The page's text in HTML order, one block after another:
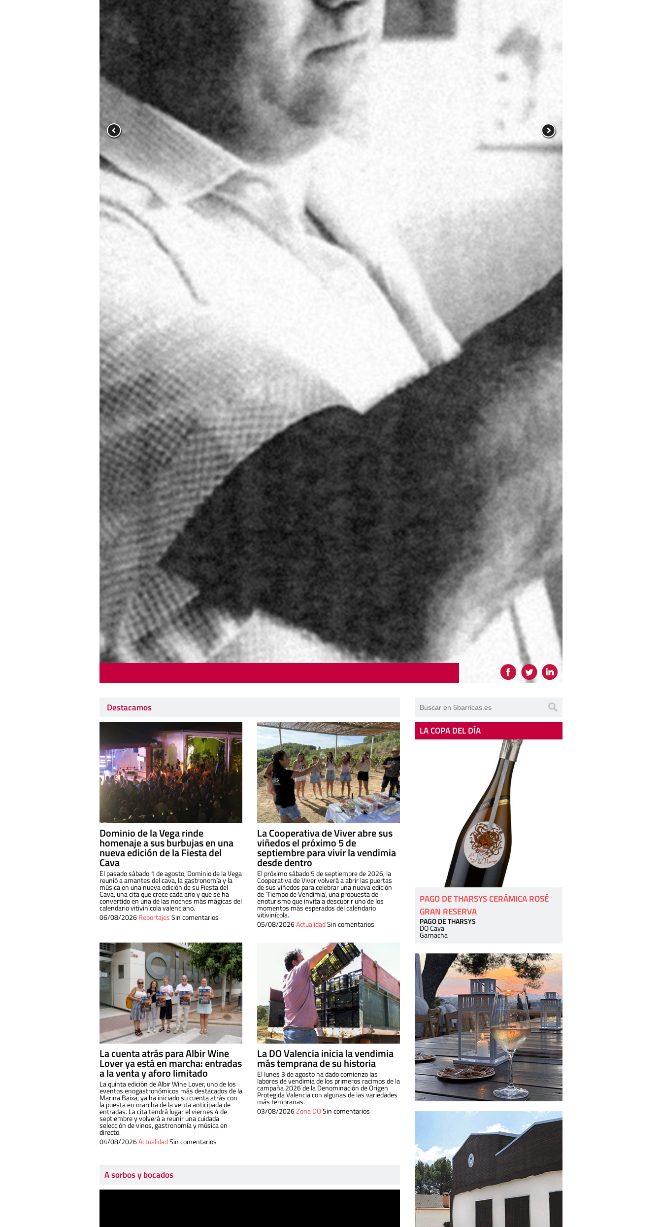
Destacamos
Dominio de la Vega rinde
homenaje a sus burbujas en una
nueva edición de la Fiesta del
Cava
El pasado sábado 1 de agosto, Dominio de la Vega
reunió a amantes del cava, la gastronomía y la
música en una nueva edición de su Fiesta del
Cava, una cita que crece cada año y que se ha
convertido en una de las noches más mágicas del
calendario vitivinícola valenciano.
06/08/2026ReportajesSin comentarios
La Cooperativa de Viver abre sus
viñedos el próximo 5 de
septiembre para vivir la vendimia
desde dentro
El próximo sábado 5 de septiembre de 2026, la
Cooperativa de Viver volverá a abrir las puertas
de sus viñedos para celebrar una nueva edición
de ‘Tiempo de Vendimia’, una propuesta de
enoturismo que invita a descubrir uno de los
momentos más esperados del calendario
vitivinícola.
05/08/2026ActualidadSin comentarios
La cuenta atrás para Albir Wine
Lover ya está en marcha: entradas
a la venta y aforo limitado
La quinta edición de Albir Wine Lover, uno de los
eventos enogastronómicos más destacados de la
Marina Baixa, ya ha iniciado su cuenta atrás con
la puesta en marcha de la venta anticipada de
entradas. La cita tendrá lugar el viernes 4 de
septiembre y volverá a reunir una cuidada
selección de vinos, gastronomía y música en
directo.
04/08/2026ActualidadSin comentarios
La DO Valencia inicia la vendimia
más temprana de su historia
El lunes 3 de agosto ha dado comienzo las
labores de vendimia de los primeros racimos de la
campaña 2026 de la Denominación de Origen
Protegida Valencia con algunas de las variedades
más tempranas.
03/08/2026Zona DOSin comentarios
A sorbos y bocados
LA COPA DEL DÍA
PAGO DE THARSYS CERÁMICA ROSÉ
GRAN RESERVA
PAGO DE THARSYS
DO Cava
Garnacha